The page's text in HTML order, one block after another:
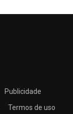
Publicidade
Termos de uso